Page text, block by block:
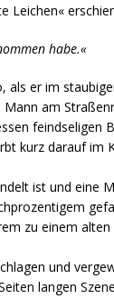
Leichen«
habe.«
als er im
am
feindseligen
kurz darauf im
ist und eine
zu einem
und
langen